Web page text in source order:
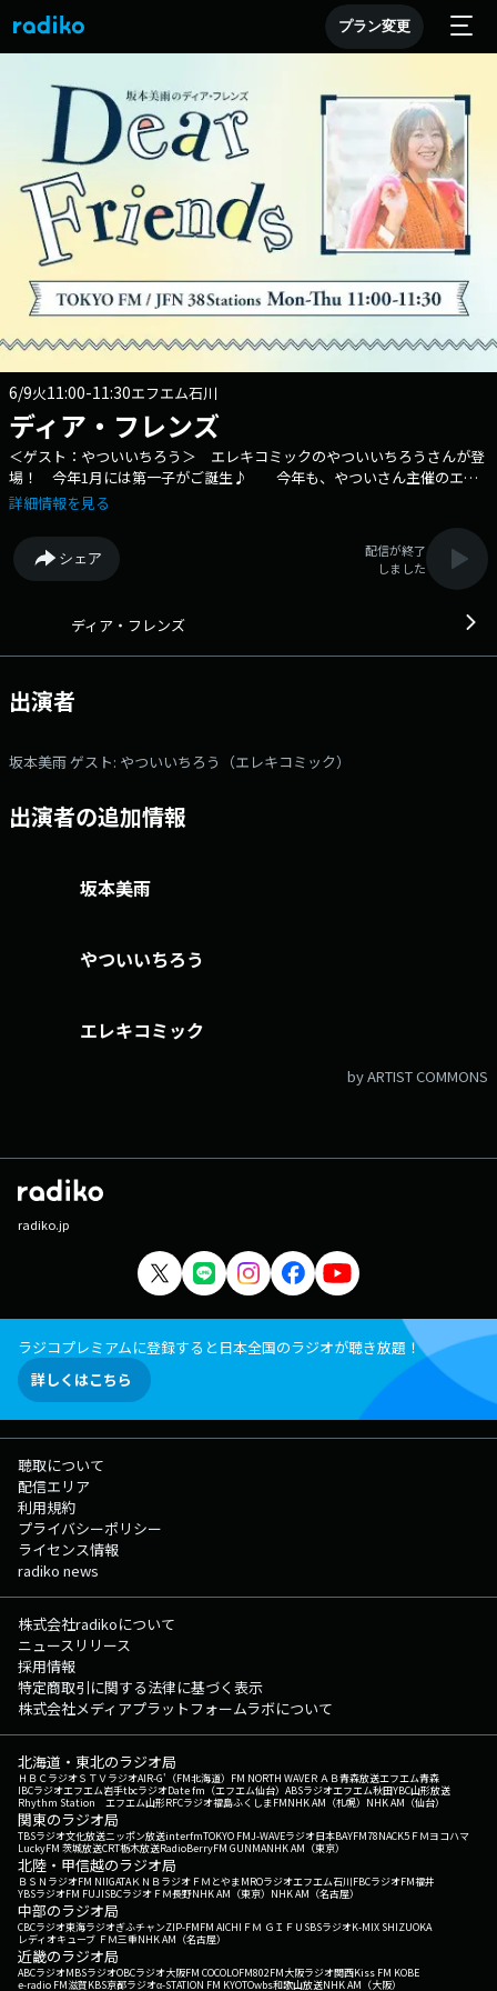
プラン変更
6/9火11:00-11:30エフエム石川
ディア・フレンズ
＜ゲスト：やついいちろう＞ エレキコミックのやついいちろうさんが登
場！ 今年1月には第一子がご誕生♪ 今年も、やついさん主催のエン
タメフェス「YATSUI FESTIVAL! 2026」が、 6月20日・21日に渋谷を中心
えた出演者が2日間で250組が出演！！ 毎年恒例の「やついフェス」のこ
となど、いろいろうかがいます☆ 本日のゲスト： やついいちろう（エ
レキコミック） 番組Webサイト：https://www.tfm.co.jp/dear/ X
「@dearfriends80」
詳細情報を見る
シェア
配信が終了
しました
ディア・フレンズ
出演者
坂本美雨 ゲスト: やついいちろう（エレキコミック）
出演者の追加情報
坂本美雨
やついいちろう
エレキコミック
by ARTIST COMMONS
radiko.jp
ラジコプレミアムに登録すると日本全国のラジオが聴き放題！
詳しくはこちら
聴取について
配信エリア
利用規約
プライバシーポリシー
ライセンス情報
radiko news
株式会社radikoについて
ニュースリリース
採用情報
特定商取引に関する法律に基づく表示
株式会社メディアプラットフォームラボについて
北海道・東北のラジオ局
ＨＢＣラジオＳＴＶラジオAIR-G'（FM北海道） FM NORTH WAVEＲＡＢ青森放送エフエム青森
IBCラジオエフエム岩手tbcラジオDate fm（エフエム仙台） ABSラジオエフエム秋田YBC山形放送
Rhythm Station エフエム山形RFCラジオ福島ふくしまFMNHK AM（札幌） NHK AM（仙台）
関東のラジオ局
TBSラジオ文化放送ニッポン放送interfmTOKYO FMJ-WAVEラジオ日本BAYFM78NACK5 ＦＭヨコハマ
LuckyFM 茨城放送CRT栃木放送RadioBerryFM GUNMANHK AM（東京）
北陸・甲信越のラジオ局
ＢＳＮラジオFM NIIGATAＫＮＢラジオ ＦＭとやまMROラジオエフエム石川FBCラジオFM福井
YBSラジオFM FUJISBCラジオ ＦＭ長野NHK AM（東京） NHK AM（名古屋）
中部のラジオ局
CBCラジオ東海ラジオぎふチャンZIP-FMFM AICHI ＦＭ ＧＩＦＵ SBSラジオK-MIX SHIZUOKA
レディオキューブ ＦＭ三重NHK AM（名古屋）
近畿のラジオ局
ABCラジオMBSラジオOBCラジオ大阪FM COCOLOFM802FM大阪ラジオ関西Kiss FM KOBE
e-radio FM滋賀KBS京都ラジオα-STATION FM KYOTOwbs和歌山放送NHK AM（大阪）